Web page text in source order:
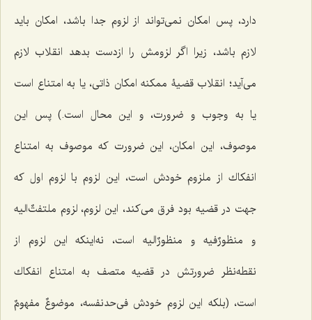
دارد، پس امكان نمى‌تواند از لزوم جدا باشد، امكان باید
لازم‌ باشد، زیرا اگر لزومش را ازدست بدهد انقلاب لازم
مى‌آید؛ انقلاب قضیۀ ممكنه امكان ذاتى، یا به امتناع است
یا به وجوب و ضرورت، و این محال است.) پس این
موصوف، این امكان، این ضرورت كه موصوف به امتناع
انفكاك از ملزوم خودش است، این لزوم با لزوم اول كه
جهت در قضیه بود فرق مى‌كند، این لزوم، لزوم ملتفتٌ‌الیه
و منظورٌ‌فیه و منظورٌ‌الیه است، نه‌اینكه این لزوم از
نقطه‌نظر ضرورتش در قضیه متصف به امتناع انفكاك
است، (بلکه این لزوم خودش فى‌حدنفسه، موضوعٌ مفهومٌ